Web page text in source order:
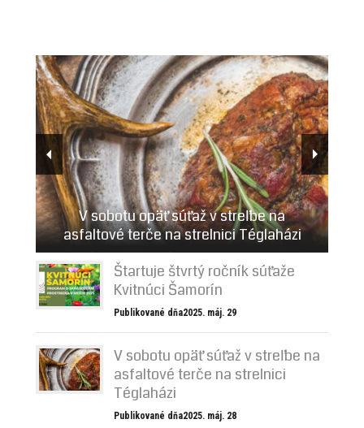
Štartuje štvrtý ročník súťaže Kvitnúci
Šamorín
V sobotu opäť súťaž v streľbe na
asfaltové terče na strelnici Téglaházi
Štartuje štvrtý ročník súťaže
Kvitnúci Šamorín
Publikované dňa2025. máj. 29
V sobotu opäť súťaž v streľbe na
asfaltové terče na strelnici
Téglaházi
Publikované dňa2025. máj. 28